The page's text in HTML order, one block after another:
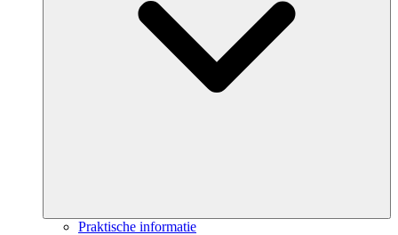
Praktische informatie